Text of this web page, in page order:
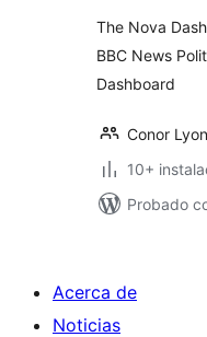
The Nova
BBC News
Dashboard
Conor
10+
Probado
Acerca de
Noticias